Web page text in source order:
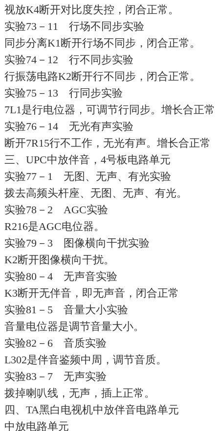
视放K4断开对比度失控，闭合正常。
实验73－11 行场不同步实验
同步分离K1断开行场不同步，闭合正常。
实验74－12 行不同步实验
行振荡电路K2断开行不同步，闭合正常。
实验75－13 行同步实验
7L1是行电位器，可调节行同步。增长合正常
实验76－14 无光有声实验
断开7R15行不工作，无光有声。增长合正常
三、UPC中放伴音，4号板电路单元
实验77－1 无图、无声、有光实验
拨去高频头杆座、无图、无声、有光。
实验78－2 AGC实验
R216是AGC电位器。
实验79－3 图像横向干扰实验
K2断开图像横向干扰。
实验80－4 无声音实验
K3断开无伴音，即无声音，闭合正常
实验81－5 音量大小实验
音量电位器是调节音量大小。
实验82－6 音质实验
L302是伴音鉴频中周，调节音质。
实验83－7 无声实验
拨掉喇叭线，无声，插上正常。
四、TA黑白电视机中放伴音电路单元
中放电路单元